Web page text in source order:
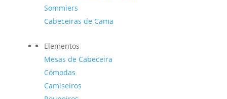
Sommiers
Cabeceiras de Cama
Elementos
Mesas de Cabeceira
Cómodas
Camiseiros